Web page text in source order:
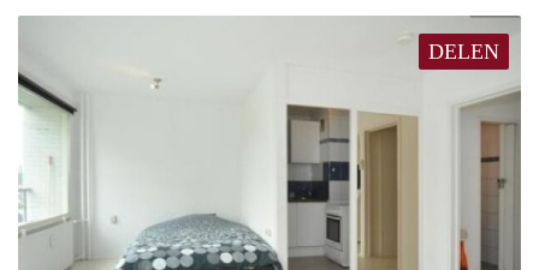
DELEN